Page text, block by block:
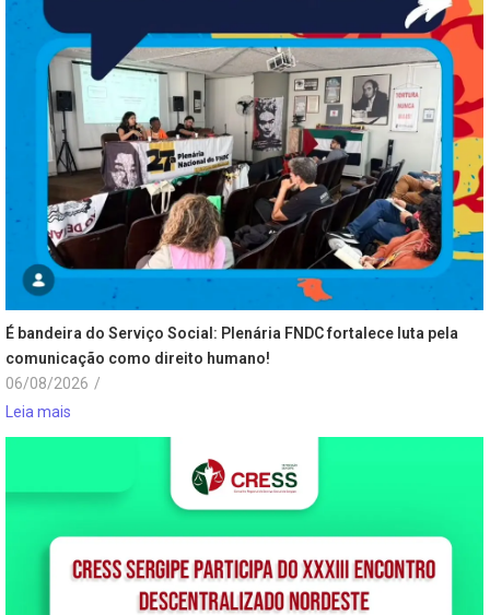
É bandeira do Serviço Social: Plenária FNDC fortalece luta pela
comunicação como direito humano!
06/08/2026 /
Leia mais